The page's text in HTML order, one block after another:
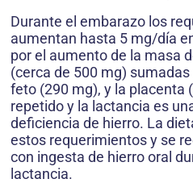
Durante el embarazo los
aumentan hasta 5 mg/día
por el aumento de la masa
(cerca de 500 mg) sumadas
feto (290 mg), y la placenta
repetido y la lactancia es
deficiencia de hierro. La
estos requerimientos y se
con ingesta de hierro oral
lactancia.